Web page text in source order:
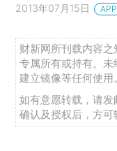
2013年07月15日
财新网所刊载内容
专属所有或持有。
建立镜像等任何使用。
如有意愿转载，请发
确认及授权后，方可